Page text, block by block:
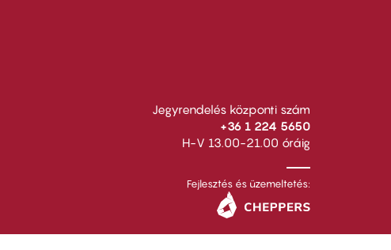
Jegyrendelés központi szám
+36 1 224 5650
H-V 13.00-21.00 óráig
Fejlesztés és üzemeltetés: